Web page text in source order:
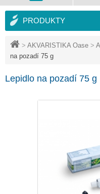
> AKVARISTIKA Oase >
na pozadí 75 g
Lepidlo na pozadí 75 g
PRODUKTY